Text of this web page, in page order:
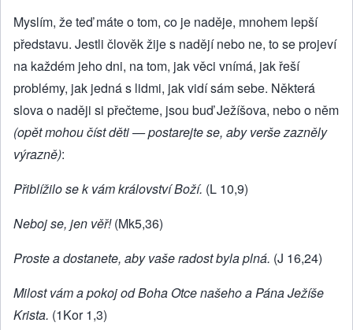
Myslím, že teď máte o tom, co je naděje, mnohem lepší
představu. Jestli člověk žije s nadějí nebo ne, to se projeví
na každém jeho dni, na tom, jak věci vnímá, jak řeší
problémy, jak jedná s lidmi, jak vidí sám sebe. Některá
slova o naději si přečteme, jsou buď Ježíšova, nebo o něm
(opět mohou číst děti — postarejte se, aby verše zazněly
výrazně):
Přiblížilo se k vám království Boží. (L 10,9)
Neboj se, jen věř!(Mk5,36)
Proste a dostanete, aby vaše radost byla plná. (J 16,24)
Milost vám a pokoj od Boha Otce našeho a Pána Ježíše
Krista. (1Kor 1,3)